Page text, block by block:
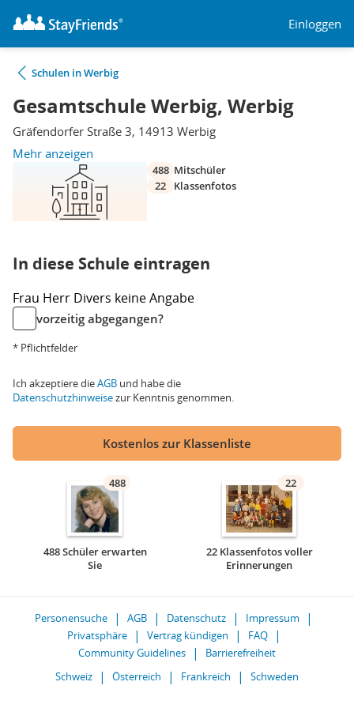
Einloggen
Schulen in Werbig
Gesamtschule Werbig, Werbig
Gräfendorfer Straße 3, 14913 Werbig
Mehr anzeigen
488 Mitschüler
22
Klassenfotos
In diese Schule eintragen
Frau Herr Divers keine Angabe
vorzeitig abgegangen?
* Pflichtfelder
Ich akzeptiere dieAGB und habe die
Datenschutzhinweisezur Kenntnis genommen.
Kostenlos zur Klassenliste
488
488 Schüler erwarten
Sie
22
22 Klassenfotos voller
Erinnerungen
Personensuche AGB Datenschutz
Impressum
Privatsphäre
Vertrag kündigen
FAQ
Community Guidelines
Barrierefreiheit
Schweiz
Österreich Frankreich Schweden